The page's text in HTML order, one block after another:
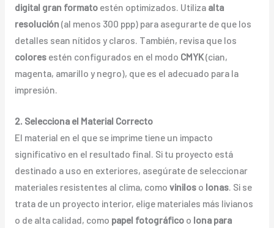
digital gran formatoestén optimizados. Utiliza alta
resolución (al menos 300 ppp) para asegurarte de que los
detalles sean nítidos y claros. También, revisa que los
coloresestén configurados en el modo CMYK(cian,
magenta, amarillo y negro), que es el adecuado para la
impresión.
2. Selecciona el Material Correcto
El material en el que se imprime tiene un impacto
significativo en el resultado final. Si tu proyecto está
destinado a uso en exteriores, asegúrate de seleccionar
materiales resistentes al clima, como viniloso lonas. Si se
trata de un proyecto interior, elige materiales más livianos
o de alta calidad, como papel fotográficoo lona para